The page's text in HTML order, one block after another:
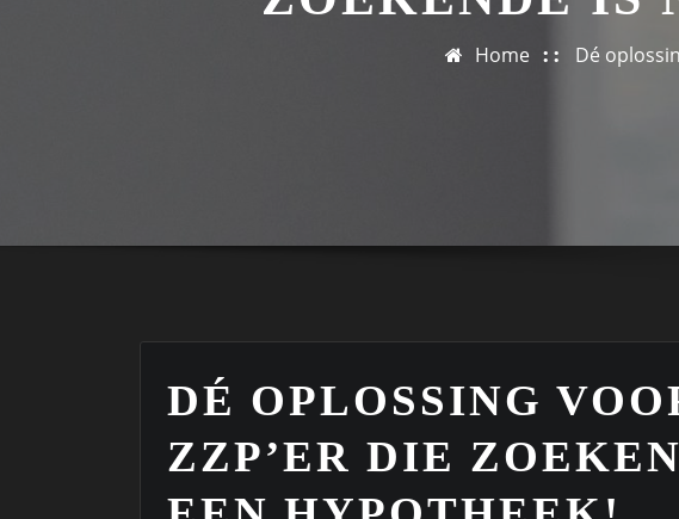
Home Dé
DÉ OPLOSSING
ZZP’ER DIE